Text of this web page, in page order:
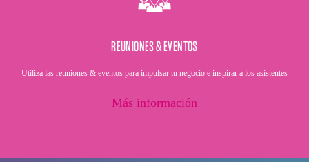
REUNIONES & EVENTOS
Utiliza las reuniones & eventos para impulsar tu negocio e inspirar a los asistentes
Más información